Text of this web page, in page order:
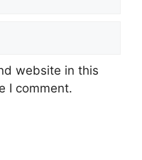
website in this
I comment.